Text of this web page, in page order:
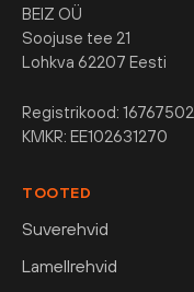
BEIZ OÜ
Soojuse tee 21
Lohkva 62207 Eesti
Registrikood: 16767502
KMKR: EE102631270
TOOTED
Suverehvid
Lamellrehvid